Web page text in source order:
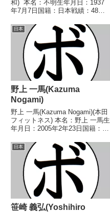
和) 本名：不明生年月日：1937
年7月7日国籍：日本戦績：48戦
ル】1956年度全日本ライト級新
人王第11代日本ライト級王
座 【戦歴】1956...
日本
野上 一馬(Kazuma
Nogami)
野上 一馬(Kazuma Nogami)(本田
フィットネス) 本名：野上 一馬生
年月日：2005年2年23日国籍：日
タイトル】2025年度西部日本ス
ーパーライト級新人王2026年度
西部日本スーパーライト...
日本
笹崎 義弘(Yoshihiro